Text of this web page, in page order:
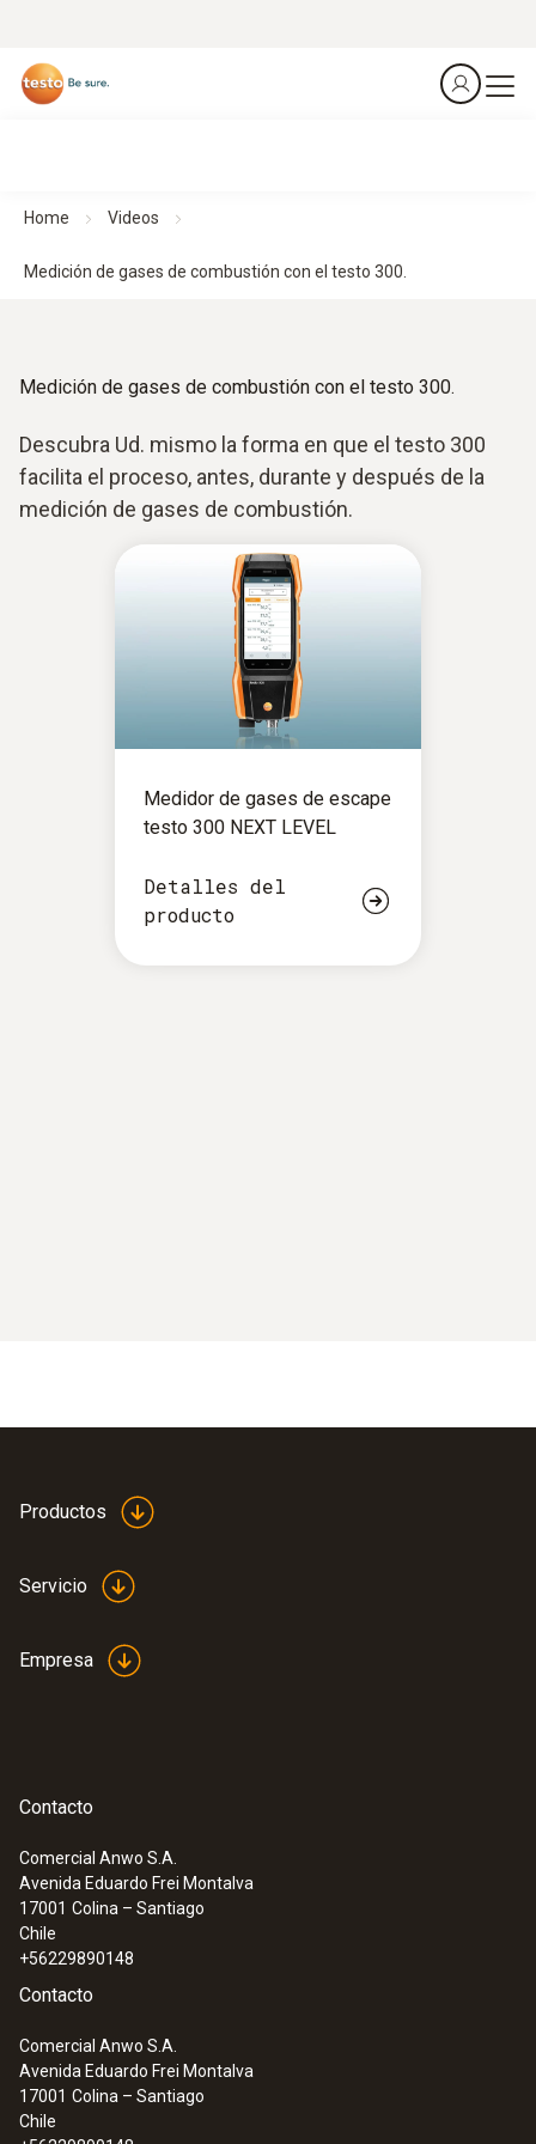
Home Videos
Medición de gases de combustión con el testo 300.
Medición de gases de combustión con el testo 300.
Descubra Ud. mismo la forma en que el testo 300
facilita el proceso, antes, durante y después de la
medición de gases de combustión.
Medidor de gases de escape
testo 300 NEXT LEVEL
Detalles del
producto
Productos
Servicio
Empresa
Contacto
Comercial Anwo S.A.
Avenida Eduardo Frei Montalva
17001 Colina – Santiago
Chile
+56229890148
Contacto
Comercial Anwo S.A.
Avenida Eduardo Frei Montalva
17001 Colina – Santiago
Chile